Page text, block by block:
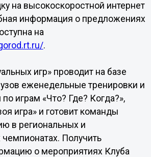
на высокоскоростной интернет
информация о предложениях
на
.
игр» проводит на базе
еженедельные тренировки и
играм «Что? Где? Когда?»,
игра» и готовит команды
в региональных и
Получить
о мероприятиях Клуба